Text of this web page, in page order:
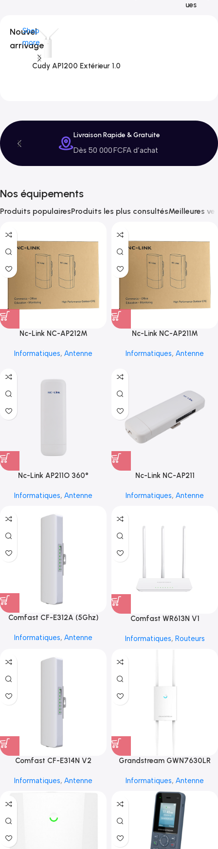
ues
Nouvel
arrivage
Shop
more
Cudy AP1200 Extérieur 1.0
Livraison Rapide & Gratuite
Dès 50 000 FCFA d’achat
Nos équipements
Produits populairesProduits les plus consultésMeilleures
Nc-Link NC-AP212M
Informatiques, Antenne
Nc-Link NC-AP211M
Informatiques, Antenne
Nc-Link AP211O 360°
Informatiques, Antenne
Nc-Link NC-AP211
Informatiques, Antenne
Comfast CF-E312A (5Ghz)
Informatiques, Antenne
Comfast WR613N V1
Informatiques, Routeurs
Comfast CF-E314N V2
Informatiques, Antenne
Grandstream GWN7630LR
Informatiques, Antenne